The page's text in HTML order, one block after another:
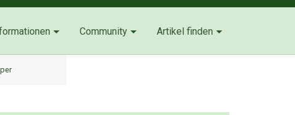
Community Artikel finden